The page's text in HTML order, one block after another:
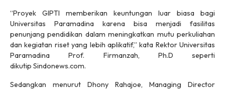
“Proyek GIPTI memberikan keuntungan luar biasa bagi
Universitas Paramadina karena bisa menjadi fasilitas
penunjang pendidikan dalam meningkatkan mutu perkuliahan
dan kegiatan riset yang lebih aplikatif,” kata Rektor Universitas
Paramadina Prof. Firmanzah, Ph.D seperti
dikutip Sindonews.com.
Sedangkan menurut Dhony Rahajoe, Managing Director